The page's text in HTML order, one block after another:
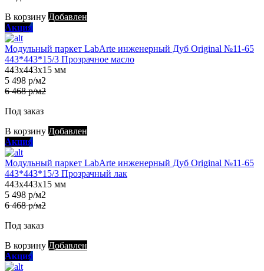
В корзину Добавлен
Акция
Модульный паркет LabArte инженерный Дуб Original №11-65
443*443*15/3 Прозрачное масло
443х443х15 мм
5 498 р/м2
6 468 р/м2
Под заказ
В корзину Добавлен
Акция
Модульный паркет LabArte инженерный Дуб Original №11-65
443*443*15/3 Прозрачный лак
443х443х15 мм
5 498 р/м2
6 468 р/м2
Под заказ
В корзину Добавлен
Акция